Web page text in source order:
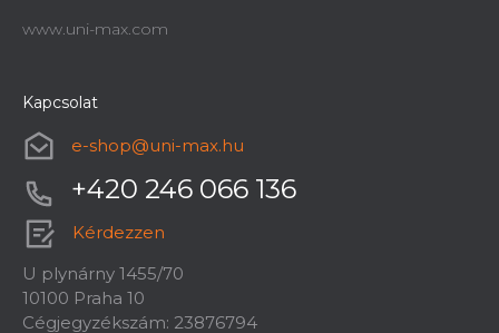
www.uni-max.com
Kapcsolat
e-shop@uni-max.hu
+420 246 066 136
Kérdezzen
U plynárny 1455/70
10100 Praha 10
Cégjegyzékszám: 23876794